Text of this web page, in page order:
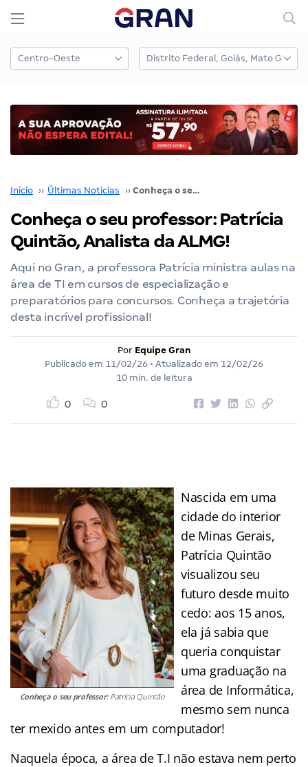
Início ›› Últimas Notícias ›› Conheça o seu professor: Patrícia Quintão, Analista da ALMG!
Conheça o seu professor: Patrícia
Quintão, Analista da ALMG!
Aqui no Gran, a professora Patrícia ministra aulas na
área de TI em cursos de especialização e
preparatórios para concursos. Conheça a trajetória
desta incrível profissional!
Por Equipe Gran
Publicado em 11/02/26 • Atualizado em 12/02/26
10 min. de leitura
0 0
Conheça o seu professor:Patrícia Quintão
Nascida em uma
cidade do interior
de Minas Gerais,
Patrícia Quintão
visualizou seu
futuro desde muito
cedo: aos 15 anos,
ela já sabia que
queria conquistar
uma graduação na
área de Informática,
mesmo sem nunca
ter mexido antes em um computador!
Naquela época, a área de T.I não estava nem perto